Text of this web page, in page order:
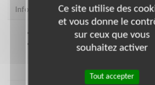
Infos pratiques
Coordonnées * TOUT LE
Ce site utilise des
et vous donne le
sur ceux que vous
souhaitez activer
Tout accepter